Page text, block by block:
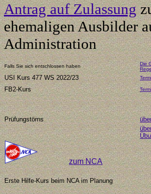
Antrag auf Zulassung
ehemaligen
Administration
Falls Sie sich entschlossen haben
Die
USI Kurs 477 WS 2022/23
FB2-Kurs
Prüfungstörns
zum NCA
Erste Hilfe-Kurs beim NCA im Planung